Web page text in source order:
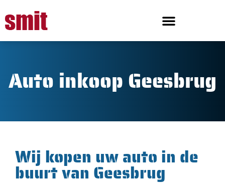
Auto inkoop Geesbrug
Wij kopen uw auto in de
buurt van Geesbrug